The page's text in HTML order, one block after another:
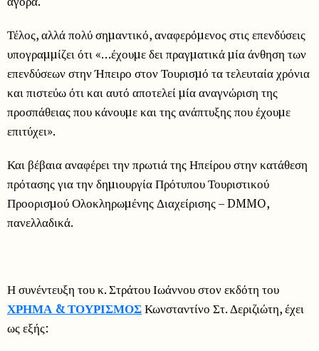
Τέλος, αλλά πολύ σηµαντικό, αναφερόµενος στις επενδύσεις
υπογραµµίζει ότι «…έχουµε δει πραγµατικά µία άνθηση των
επενδύσεων στην Ήπειρο στον Τουρισµό τα τελευταία χρόνια
και πιστεύω ότι και αυτό αποτελεί µία αναγνώριση της
προσπάθειας που κάνουµε και της ανάπτυξης που έχουµε
επιτύχει».
Και βέβαια αναφέρει την πρωτιά της Ηπείρου στην κατάθεση
πρότασης για την δηµιουργία Πρότυπου Τουριστικού
Προορισµού Ολοκληρωµένης Διαχείρισης – DMMO,
πανελλαδικά.
Η συνέντευξη του κ. Στράτου Ιωάννου στον εκδότη του
ΧΡΗΜΑ & ΤΟΥΡΙΣΜΟΣΚωνσταντίνο Στ. Δεριζιώτη, έχει
ως εξής: